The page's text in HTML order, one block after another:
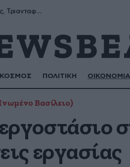
Μύρων, Τριαντάφυλλος, Τριανταφυλλιά, Φυλλιώ, Ρόζα
ΚΟΣΜΟΣ ΠΟΛΙΤΙΚΗ ΟΙΚΟΝΟΜΙΑ
Βασίλειο)
εργασίας